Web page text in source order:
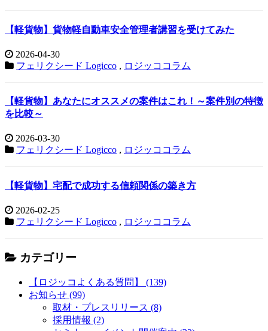
【軽貨物】貨物軽自動車安全管理者講習を受けてみた
2026-04-30
フェリクシード Logicco , ロジッココラム
【軽貨物】あなたにオススメの案件はこれ！～案件別の特徴
を比較～
2026-03-30
フェリクシード Logicco , ロジッココラム
【軽貨物】宅配で成功する信頼関係の築き方
2026-02-25
フェリクシード Logicco , ロジッココラム
カテゴリー
【ロジッコよくある質問】 (139)
お知らせ (99)
取材・プレスリリース (8)
採用情報 (2)